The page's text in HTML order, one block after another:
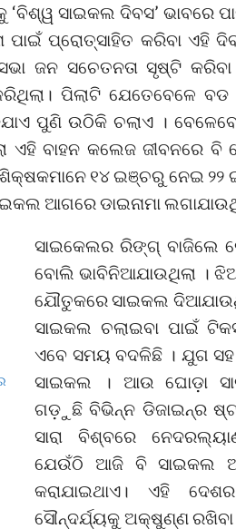
‘ବିଶ୍ୱ ସାଇକଲ ଦିବସ’ ଭାବରେ
ପାଇଁ ପ୍ରୋତ୍ସାହିତ କରିବା ଏହି
ଜନ ସଚେତନତା ସୃଷ୍ଟି
ପିଲାଟି ଯେତେବେଳେ ବଡ
ପୁଣି ଉଠିକି ଚଲାଏ ।
ବାହନ କଲେଜ ଜୀବନରେ ବି
୧୪ ଇଞ୍ଚରୁ ନେଇ
ଆଗରେ ଡାଇନାମା
ସାଇକେଲର ରିଙ୍ଗ୍‌ ବାଜିଲେ
ବୋଲି ଭାବିନିଆଯାଉଥିଲା ।
ଯୌତୁକରେ ସାଇକଲ
ସାଇକଲ ଚଲାଇବା ପାଇଁ
ଏବେ ସମୟ ବଦଳିଛି । ଯୁଗ
ସାଇକଲ । ଆଉ ଘୋଡ଼ା
ଗଡ଼ୁଛି ବିଭିନ୍ନ ଡିଜାଇନ୍‌ର
ସାରା ବିଶ୍ବରେ
ଯେଉଁଠି ଆଜି ବି ସାଇକଲ
କରାଯାଇଥାଏ। ଏହି
ସୌନ୍ଦର୍ଯ୍ୟକୁ ଅକ୍ଷୁଣ୍ଣ ରଖିବା